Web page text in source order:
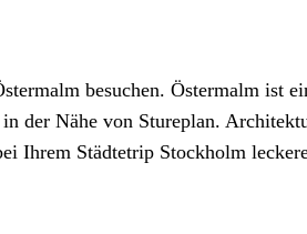
besuchen. Östermalm ist
der Nähe von Stureplan.
Städtetrip Stockholm